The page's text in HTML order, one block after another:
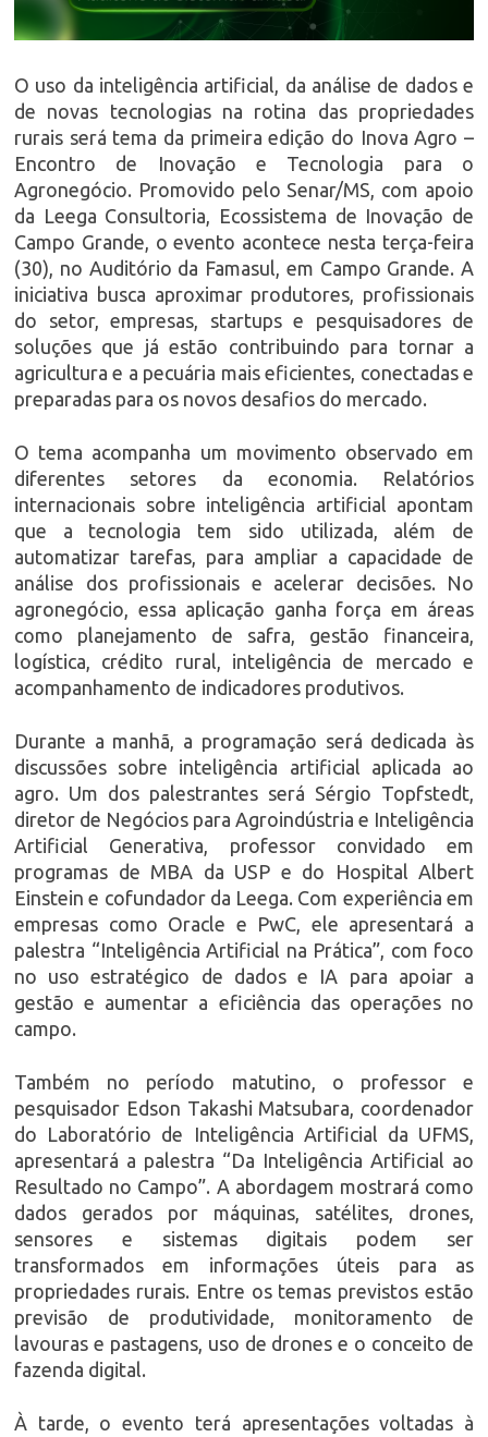
O uso da inteligência artificial, da análise de dados e
de novas tecnologias na rotina das propriedades
rurais será tema da primeira edição do Inova Agro –
Encontro de Inovação e Tecnologia para o
Agronegócio. Promovido pelo Senar/MS, com apoio
da Leega Consultoria, Ecossistema de Inovação de
Campo Grande, o evento acontece nesta terça-feira
(30), no Auditório da Famasul, em Campo Grande. A
iniciativa busca aproximar produtores, profissionais
do setor, empresas, startups e pesquisadores de
soluções que já estão contribuindo para tornar a
agricultura e a pecuária mais eficientes, conectadas e
preparadas para os novos desafios do mercado.
O tema acompanha um movimento observado em
diferentes setores da economia. Relatórios
internacionais sobre inteligência artificial apontam
que a tecnologia tem sido utilizada, além de
automatizar tarefas, para ampliar a capacidade de
análise dos profissionais e acelerar decisões. No
agronegócio, essa aplicação ganha força em áreas
como planejamento de safra, gestão financeira,
logística, crédito rural, inteligência de mercado e
acompanhamento de indicadores produtivos.
Durante a manhã, a programação será dedicada às
discussões sobre inteligência artificial aplicada ao
agro. Um dos palestrantes será Sérgio Topfstedt,
diretor de Negócios para Agroindústria e Inteligência
Artificial Generativa, professor convidado em
programas de MBA da USP e do Hospital Albert
Einstein e cofundador da Leega. Com experiência em
empresas como Oracle e PwC, ele apresentará a
palestra “Inteligência Artificial na Prática”, com foco
no uso estratégico de dados e IA para apoiar a
gestão e aumentar a eficiência das operações no
campo.
Também no período matutino, o professor e
pesquisador Edson Takashi Matsubara, coordenador
do Laboratório de Inteligência Artificial da UFMS,
apresentará a palestra “Da Inteligência Artificial ao
Resultado no Campo”. A abordagem mostrará como
dados gerados por máquinas, satélites, drones,
sensores e sistemas digitais podem ser
transformados em informações úteis para as
propriedades rurais. Entre os temas previstos estão
previsão de produtividade, monitoramento de
lavouras e pastagens, uso de drones e o conceito de
fazenda digital.
À tarde, o evento terá apresentações voltadas à